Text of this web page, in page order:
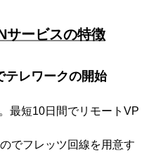
サービスの特徴
テレワークの開始
最短10日間でリモートVP
でフレッツ回線を用意す